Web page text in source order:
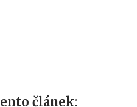
článek: